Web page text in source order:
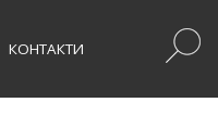
КОНТАКТИ